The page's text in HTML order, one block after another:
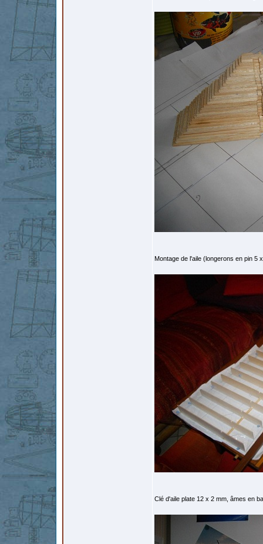
Montage de l'aile (longerons en pin 5
Clé d'aile plate 12 x 2 mm, âmes en